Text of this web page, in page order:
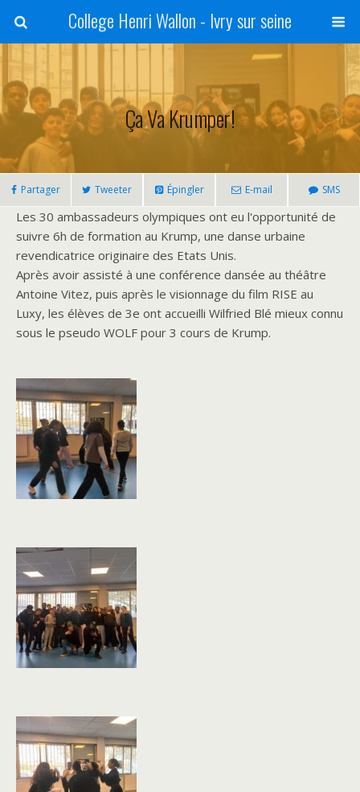
College Henri Wallon - Ivry sur seine
Ça Va Krumper!
Partager Tweeter Épingler E-mail SMS
Les 30 ambassadeurs olympiques ont eu l'opportunité de
suivre 6h de formation au Krump, une danse urbaine
revendicatrice originaire des Etats Unis.
Après avoir assisté à une conférence dansée au théâtre
Antoine Vitez, puis après le visionnage du film RISE au
Luxy, les élèves de 3e ont accueilli Wilfried Blé mieux connu
sous le pseudo WOLF pour 3 cours de Krump.